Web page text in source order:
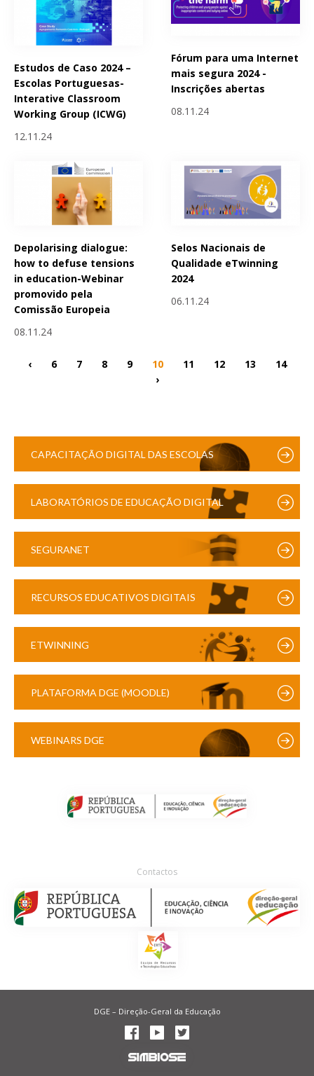
Estudos de Caso 2024 –
Escolas Portuguesas-
Interative Classroom
Working Group (ICWG)
12.11.24
Fórum para uma Internet
mais segura 2024 -
Inscrições abertas
08.11.24
Depolarising dialogue:
how to defuse tensions
in education-Webinar
promovido pela
Comissão Europeia
08.11.24
Selos Nacionais de
Qualidade eTwinning
2024
06.11.24
‹ 6 7 8 9 10 11 12 13
14
›
CAPACITAÇÃO DIGITAL DAS ESCOLAS
LABORATÓRIOS DE EDUCAÇÃO DIGITAL
SEGURANET
RECURSOS EDUCATIVOS DIGITAIS
ETWINNING
PLATAFORMA DGE (MOODLE)
WEBINARS DGE
Contactos
DGE – Direção-Geral da Educação